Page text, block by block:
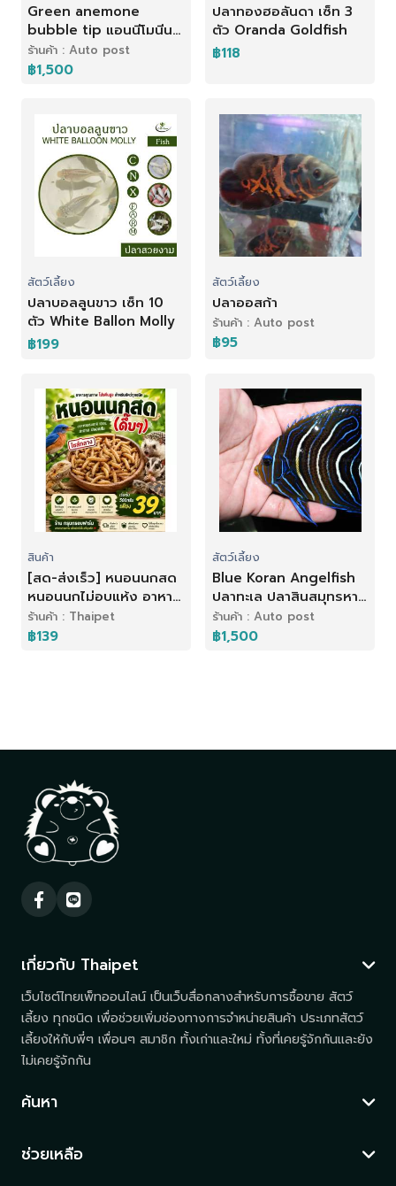
Green anemone
bubble tip แอนนีโมนีนม
เขียวตัวเล็ก บ้านปลา
การ์ตูน
ร้านค้า : Auto post
฿1,500
ปลาทองฮอลันดา เซ็ท 3
ตัว Oranda Goldfish
฿118
สัตว์เลี้ยง
ปลาบอลลูนขาว เซ็ท 10
ตัว White Ballon Molly
฿199
สัตว์เลี้ยง
ปลาออสก้า
ร้านค้า : Auto post
฿95
สินค้า
[สด-ส่งเร็ว] หนอนนกสด
หนอนนกไม่อบแห้ง อาหาร
สัตว์เลี้ยง นก ปลา กิ้งก่า
เม่นแคระ
ร้านค้า : Thaipet
฿139
สัตว์เลี้ยง
Blue Koran Angelfish
ปลาทะเล ปลาสินสมุทรหาง
เส้น
ร้านค้า : Auto post
฿1,500
เกี่ยวกับ Thaipet
เว็บไซต์ไทยเพ็ทออนไลน์ เป็นเว็บสื่อกลางสำหรับการซื้อขาย สัตว์
เลี้ยง ทุกชนิด เพื่อช่วยเพิ่มช่องทางการจำหน่ายสินค้า ประเภทสัตว์
เลี้ยงให้กับพี่ๆ เพื่อนๆ สมาชิก ทั้งเก่าและใหม่ ทั้งที่เคยรู้จักกันและยัง
ไม่เคยรู้จักกัน
ค้นหา
ช่วยเหลือ